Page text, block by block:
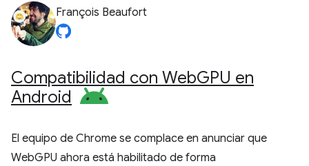
François Beaufort
Compatibilidad con WebGPU en
Android
El equipo de Chrome se complace en anunciar que
WebGPU ahora está habilitado de forma